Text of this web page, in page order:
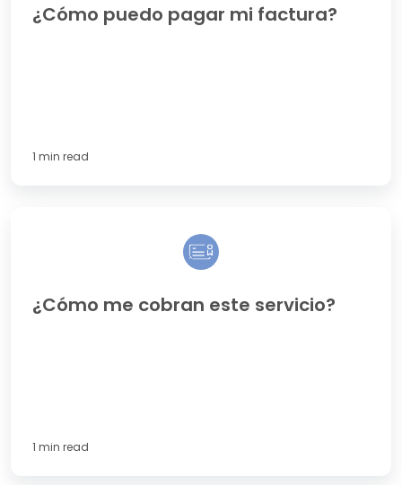
¿Cómo puedo pagar mi factura?
1 min read
¿Cómo me cobran este servicio?
1 min read